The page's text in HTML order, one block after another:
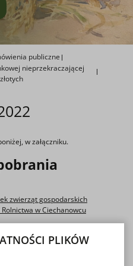
publiczne
nieprzekraczającej
w załączniku.
zwierząt gospodarskich
w Ciechanowcu
KB pobierz
PLIKÓW